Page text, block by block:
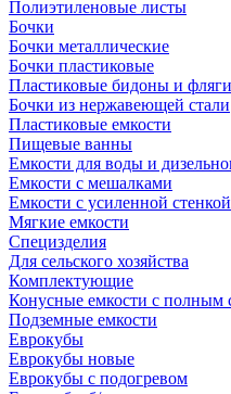
Полиэтиленовые листы
Бочки
Бочки металлические
Бочки пластиковые
Пластиковые бидоны и фляги
Бочки из нержавеющей стали
Пластиковые емкости
Пищевые ванны
Емкости для воды и
Емкости с мешалками
Емкости с усиленной стенкой
Мягкие емкости
Специзделия
Для сельского хозяйства
Комплектующие
Конусные емкости с
Подземные емкости
Еврокубы
Еврокубы новые
Еврокубы с подогревом